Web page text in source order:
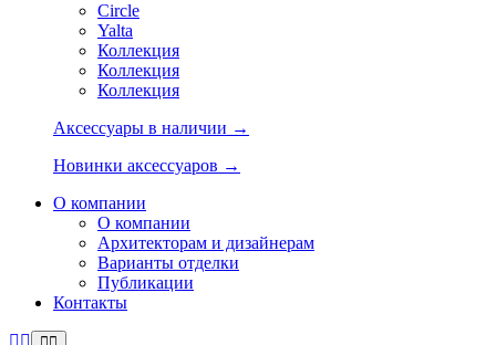
Circle
Yalta
Коллекция
Коллекция
Коллекция
Аксессуары в наличии →
Новинки аксессуаров →
О компании
О компании
Архитекторам и дизайнерам
Варианты отделки
Публикации
Контакты